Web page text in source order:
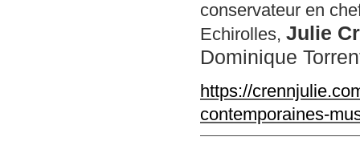
conservateur en
Echirolles, Julie
Dominique
https://
contemporaines-